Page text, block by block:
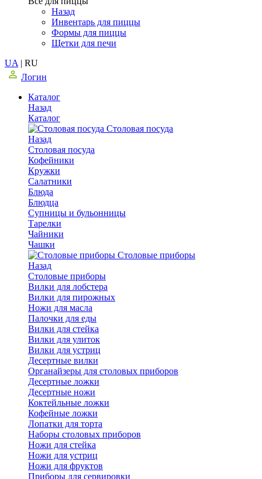
Назад
Инвентарь для пиццы
Формы для пиццы
Щетки для печи
UA | RU
Логин
Каталог
Назад
Каталог
Столовая посуда
Назад
Столовая посуда
Кофейники
Кружки
Салатники
Блюда
Блюдца
Супницы и бульонницы
Тарелки
Чайники
Чашки
Cтоловые приборы
Назад
Cтоловые приборы
Вилки для лобстера
Вилки для пирожных
Ножи для масла
Палочки для еды
Вилки для стейка
Вилки для улиток
Вилки для устриц
Десертные вилки
Органайзеры для столовых приборов
Десертные ложки
Десертные ножи
Коктейльные ложки
Кофейные ложки
Лопатки для торта
Наборы столовых приборов
Ножи для стейка
Ножи для устриц
Ножи для фруктов
Приборы для сервировки